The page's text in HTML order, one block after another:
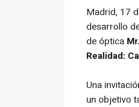
Madrid, 17
desarrollo
de óptica
Realidad:
Una
un objetivo